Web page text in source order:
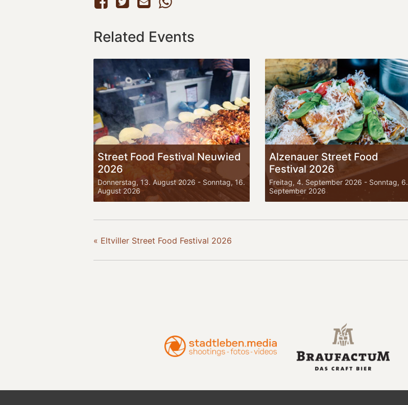
Related Events
Street Food Festival Neuwied
2026
Donnerstag, 13. August 2026 - Sonntag, 16.
August 2026
Alzenauer Street Food
Festival 2026
Freitag, 4. September 2026 - Sonntag, 6.
September 2026
« Eltviller Street Food Festival 2026